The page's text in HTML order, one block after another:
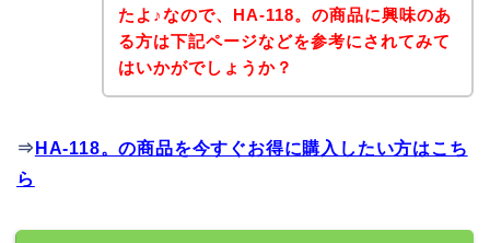
たよ♪なので、HA-118。の商品に興味のあ
る方は下記ページなどを参考にされてみて
はいかがでしょうか？
⇒ HA-118。の商品を今すぐお得に購入したい方はこち
ら